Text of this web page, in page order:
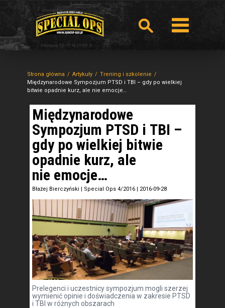
Strona główna Artykuły
Trening i szkolenie
Międzynarodowe Sympozjum PTSD i TBI – gdy po wielkiej
bitwie opadnie kurz, ale nie emocje…
Międzynarodowe
Sympozjum PTSD i TBI –
gdy po wielkiej bitwie
opadnie kurz, ale
nie emocje…
Błażej Bierczyński | Special Ops 4/2016 | 2016-09-28
Prelegenci i uczestnicy sympozjum mogli szerzej
wymienić opinie i doświadczenia w zakresie PTSD
i TBI w różnych obszarach